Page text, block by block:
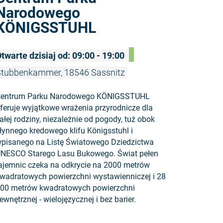
dzisiaj od: 09:00 - 19:00
18546 Sassnitz
Parku Narodowego KÖNIGSSTUHL
wyjątkowe wrażenia przyrodnicze dla
rodziny, niezależnie od pogody, tuż obok
kredowego klifu Königsstuhl i
na Listę Światowego Dziedzictwa
Starego Lasu Bukowego. Świat pełen
czeka na odkrycie na 2000 metrów
powierzchni wystawienniczej i 28
metrów kwadratowych powierzchni
- wielojęzycznej i bez barier.